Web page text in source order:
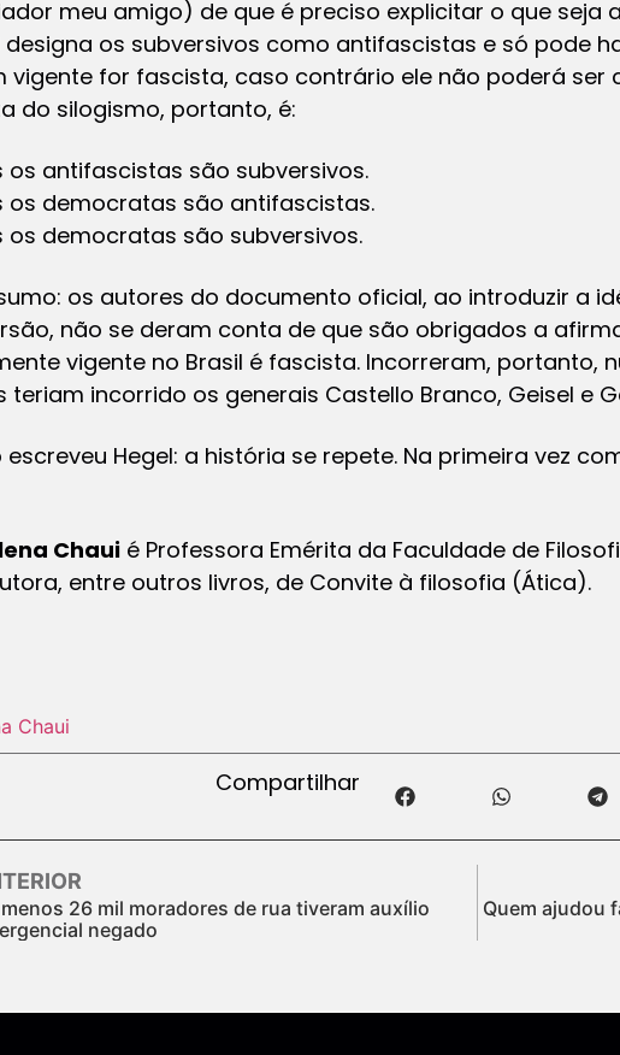
meu amigo) de que é preciso explicitar o que seja
os subversivos como antifascistas e só pode
vigente for fascista, caso contrário ele não poderá ser
do silogismo, portanto, é:
os antifascistas são subversivos.
os democratas são antifascistas.
os democratas são subversivos.
os autores do documento oficial, ao introduzir a
não se deram conta de que são obrigados a
vigente no Brasil é fascista. Incorreram, portanto,
teriam incorrido os generais Castello Branco, Geisel e
escreveu Hegel: a história se repete. Na primeira vez
Chaui é Professora Emérita da Faculdade de
entre outros livros, de Convite à filosofia (Ática).
Chaui
Compartilhar
26 mil moradores de rua tiveram auxílio
negado
Quem ajudou